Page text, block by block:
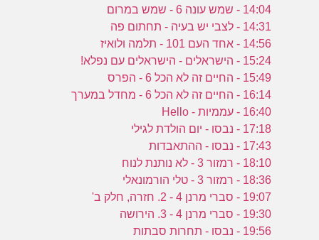
14:04 - שמש עונה 6 - שמש במרום
14:31 - לצבי יש בעיה - תחתום פה
14:56 - אחד העם 101 - תלמה ולואיז
15:24 - הישראלים - הישראלים עם נפלא!
15:49 - החיים זה לא הכל 6 - הפרס
16:14 - החיים זה לא הכל 6 - מחדל במערך
16:40 - עממיות - Hello
17:18 - נבסו - יום הולדת לגילי
17:43 - נבסו - ההתאבדות
18:10 - רמזור 3 - לא נותנת לנוח
18:36 - רמזור 3 - טלי הורמונאלי
19:07 - סברי מרנן 4 - 2. חזרה, חלק ב'
19:30 - סברי מרנן 4 - 3. הירושה
19:56 - נבסו - תחרות סבתות